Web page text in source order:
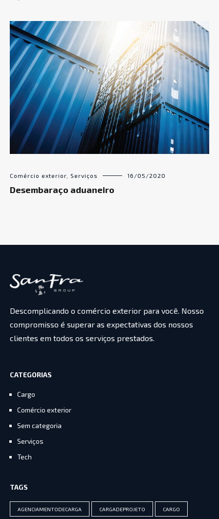
Comércio exterior Serviços 16/05/2020
Desembaraço aduaneiro
Descomplicando o comércio exterior para você. Nosso
compromisso é superar as expectativas dos nossos
clientes em todos os serviços prestados.
CATEGORIAS
Cargo
Comércio exterior
Sem categoria
Serviços
Tech
TAGS
AGENCIAMENTODECARGA CARGADEPROJETO CARGO